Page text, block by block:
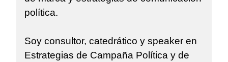
política.
Soy consultor, catedrático y speaker en
Estrategias de Campaña Política y de